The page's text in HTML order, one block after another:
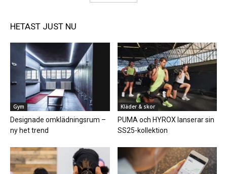
HETAST JUST NU
Gym
Designade omklädningsrum –
ny het trend
Kläder & skor
PUMA och HYROX lanserar sin
SS25-kollektion